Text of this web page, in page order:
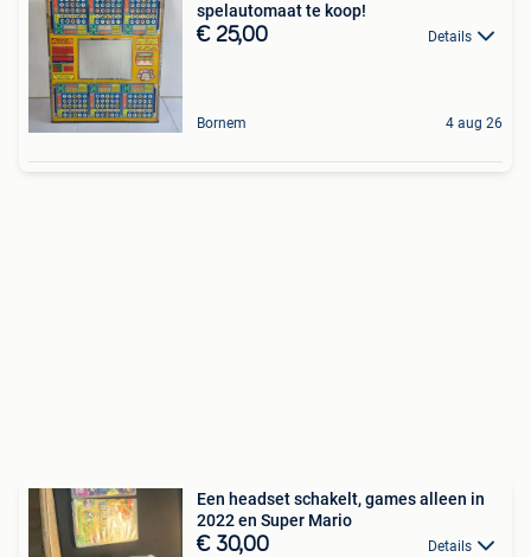
spelautomaat te koop!
€ 25,00 Details
Bornem 4 aug 26
Een headset schakelt, games alleen in
2022 en Super Mario
€ 30,00 Details